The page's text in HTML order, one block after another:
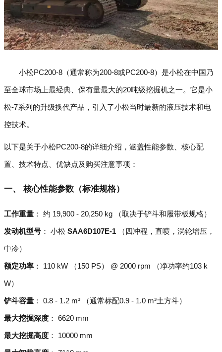
小松PC200-8（通常称为200-8或PC200-8）是小松在中国乃
至全球市场上最经典、保有量最大的20吨级挖掘机之一。它是小
松-7系列的升级换代产品，引入了小松当时最新的液压技术和电
控技术。
以下是关于小松PC200-8的详细介绍，涵盖性能参数、核心配
置、技术特点、优缺点及购买注意事项：
一、 核心性能参数（标准规格）
工作重量 ： 约 19,900 - 20,250 kg （取决于铲斗和履带板规格）
发动机型号 ： 小松 SAA6D107E-1 （四冲程，直喷，涡轮增压，
中冷）
额定功率 ： 110 kW （150 PS） @ 2000 rpm （净功率约103 k
W）
铲斗容量 ： 0.8 - 1.2 m³ （通常标配0.9 - 1.0 m³土方斗）
最大挖掘深度 ： 6620 mm
最大挖掘高度 ： 10000 mm